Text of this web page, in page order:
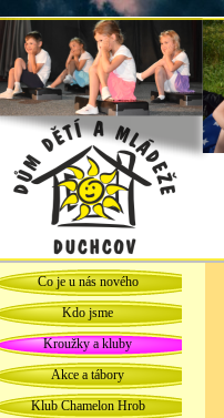
Co je u nás nového
Kdo jsme
Kroužky a kluby
Akce a tábory
Klub Chamelon Hrob